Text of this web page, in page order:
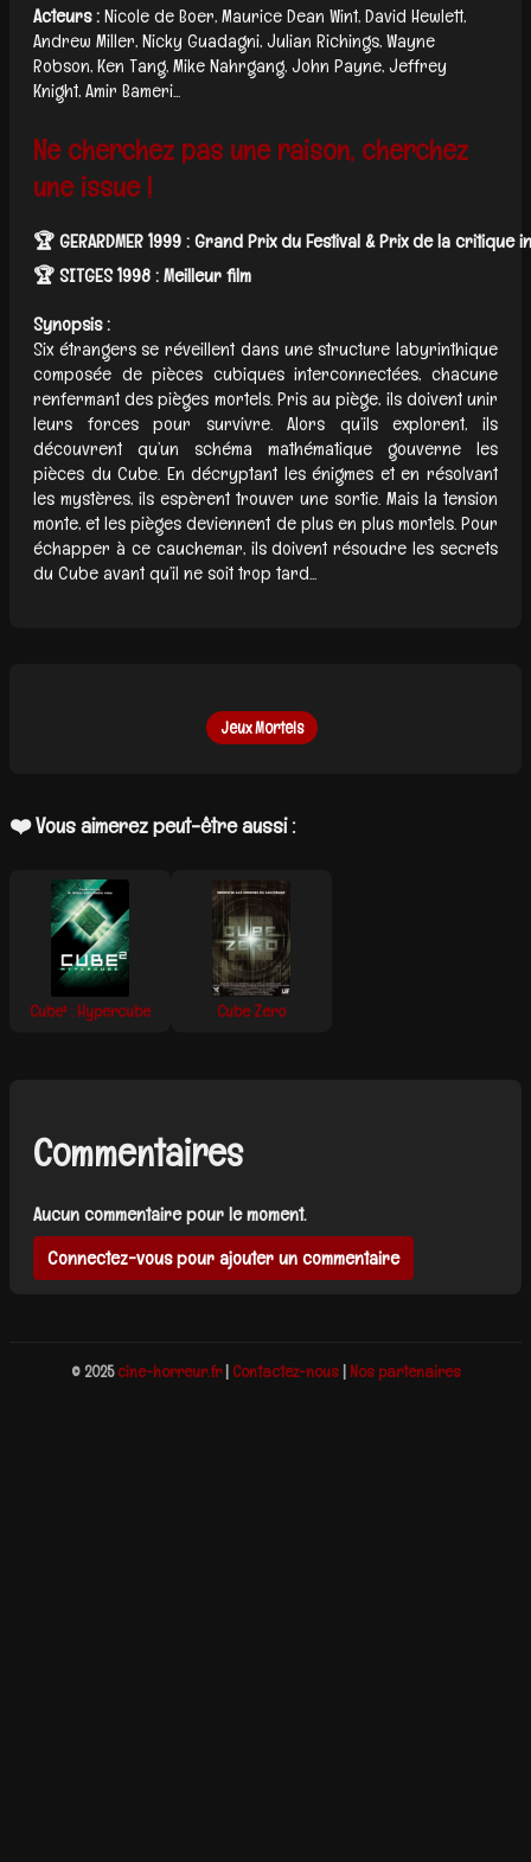
Acteurs :Nicole de Boer, Maurice Dean Wint, David Hewlett,
Andrew Miller, Nicky Guadagni, Julian Richings, Wayne
Robson, Ken Tang, Mike Nahrgang, John Payne, Jeffrey
Knight, Amir Bameri...
Ne cherchez pas une raison, cherchez
une issue !
🏆 GERARDMER 1999 : Grand Prix du Festival & Prix de la critique
🏆 SITGES 1998 : Meilleur film
Synopsis :
Six étrangers se réveillent dans une structure labyrinthique
composée de pièces cubiques interconnectées, chacune
renfermant des pièges mortels. Pris au piège, ils doivent unir
leurs forces pour survivre. Alors qu’ils explorent, ils
découvrent qu’un schéma mathématique gouverne les
pièces du Cube. En décryptant les énigmes et en résolvant
les mystères, ils espèrent trouver une sortie. Mais la tension
monte, et les pièges deviennent de plus en plus mortels. Pour
échapper à ce cauchemar, ils doivent résoudre les secrets
du Cube avant qu’il ne soit trop tard...
Jeux Mortels
❤️ Vous aimerez peut-être aussi :
Cube² : Hypercube Cube Zero
Commentaires
Aucun commentaire pour le moment.
Connectez-vous pour ajouter un commentaire
© 2025cine-horreur.fr| Contactez-nous| Nos partenaires